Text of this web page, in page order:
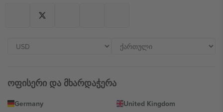
ოფისერი და მხარდაჭერა
Germany
United Kingdom